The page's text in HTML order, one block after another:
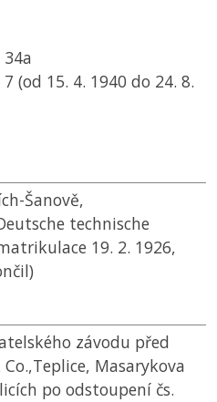
34a
7 (od 15. 4. 1940 do 24. 8.
Šanově,
technische
19. 2. 1926,
závodu před
Masarykova
po odstoupení čs.